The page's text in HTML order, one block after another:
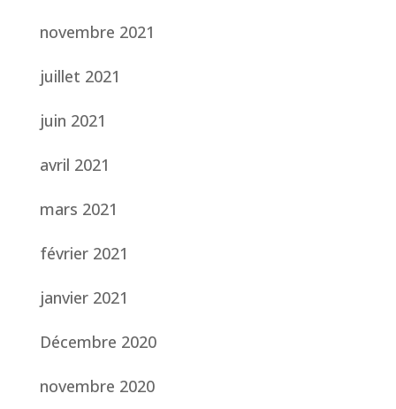
novembre 2021
juillet 2021
juin 2021
avril 2021
mars 2021
février 2021
janvier 2021
Décembre 2020
novembre 2020